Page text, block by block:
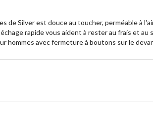
de Silver est douce au toucher, perméable
rapide vous aident à rester au frais et
avec fermeture à boutons sur le